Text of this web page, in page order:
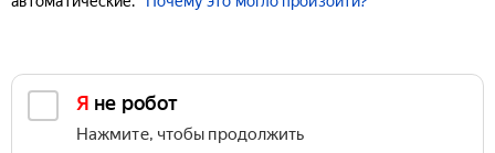
Я не робот
Нажмите, чтобы продолжить